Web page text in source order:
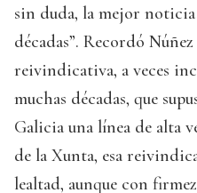
sin duda, la mejor
décadas”. Recordó
reivindicativa, a veces
muchas décadas, que
Galicia una línea de alta
de la Xunta, esa
lealtad, aunque con